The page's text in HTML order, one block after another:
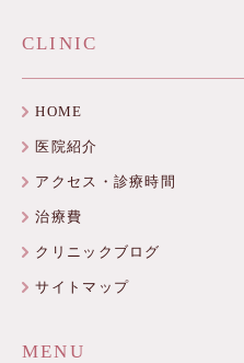
CLINIC
HOME
医院紹介
アクセス・診療時間
治療費
クリニックブログ
サイトマップ
MENU